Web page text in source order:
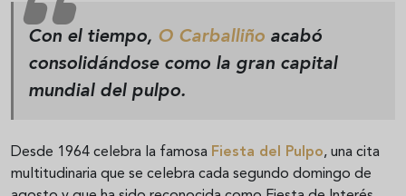
Con el tiempo, O Carballiño acabó
consolidándose como la gran capital
mundial del pulpo.
Desde 1964 celebra la famosa Fiesta del Pulpo, una cita
multitudinaria que se celebra cada segundo domingo de